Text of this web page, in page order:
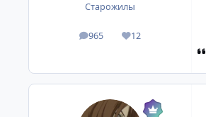
Старожилы
965
посты 12
Репутация